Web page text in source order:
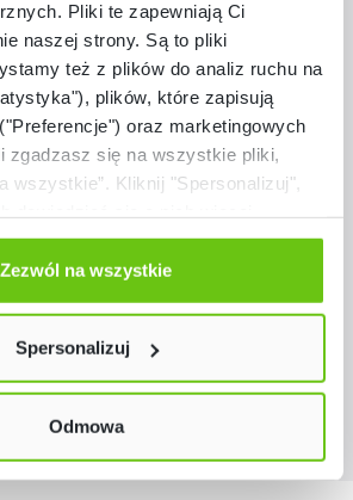
Pliki te zapewniają Ci
naszej strony. Są to pliki
też z plików do analiz ruchu na
plików, które zapisują
oraz marketingowych
zgadzasz się na wszystkie pliki,
wszystkie”. Kliknij "Spersonalizuj",
przycisk „Odmowa”. Wtedy
niezbędnych dla naszej strony.
zmienić przez kliknięcie przycisku w
prywatności
Zezwól na wszystkie
Spersonalizuj
Odmowa
Dostępny
dla Bee-Bota i Blue-Bota
379,90 zł